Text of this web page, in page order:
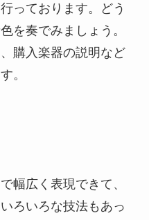
っております。どう
を奏でみましょう。
購入楽器の説明など
。
幅広く表現できて、
ろいろな技法もあっ